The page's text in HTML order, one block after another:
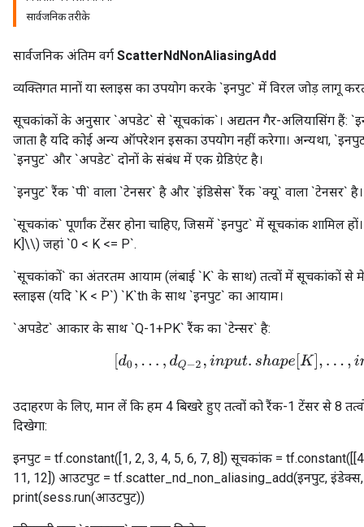
सार्वजनिक तरीके
सार्वजनिक अंतिम वर्ग ScatterNdNonAliasingAdd
व्यक्तिगत मानों या स्लाइस का उपयोग करके `इनपुट` में विरल जोड़ लागू
सूचकांकों के अनुसार `अपडेट` से `सूचकांक`। अद्यतन गैर-अलियासिंग हैं:
जाता है यदि कोई अन्य ऑपरेशन इसका उपयोग नहीं करेगा। अन्यथा,
`इनपुट` और `अपडेट` दोनों के संबंध में एक ग्रेडिएंट है।
`इनपुट` रैंक `पी` वाला `टेनसर` है और `इंडिसेस` रैंक `क्यू` वाला `टेनसर` है।
`सूचकांक` पूर्णांक टेंसर होना चाहिए, जिसमें `इनपुट` में सूचकांक शामिल
K]\\) जहां `0 < K <= P`.
`सूचकांकों` का अंतरतम आयाम (लंबाई `K` के साथ) तत्वों में सूचकांकों से
स्लाइस (यदि `K < P`) `K`th के साथ `इनपुट` का आयाम।
`अपडेट` आकार के साथ `Q-1+PK` रैंक का `टेन्सर` है:
[d0,.. ., dQ−2,input.shap e[K ], .. input.
उदाहरण के लिए, मान लें कि हम 4 बिखरे हुए तत्वों को रैंक-1 टेंसर से 8
दिखेगा:
इनपुट = tf.constant([1, 2, 3, 4, 5, 6, 7, 8]) सूचकांक =
11, 12]) आउटपुट = tf.scatter_nd_non_aliasing_add(इनपुट,
print(sess.run(आउटपुट))